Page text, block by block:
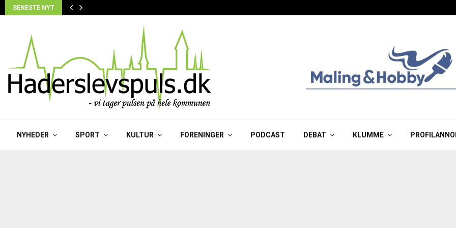
SENESTE NYT
NYHEDER SPORT KULTUR FORENINGER PODCAST DEBAT KLUMME